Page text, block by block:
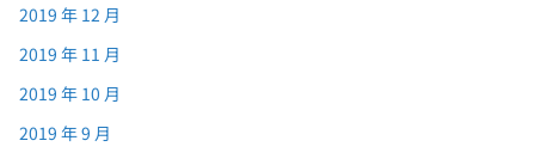
2019 年 12 月
2019 年 11 月
2019 年 10 月
2019 年 9 月